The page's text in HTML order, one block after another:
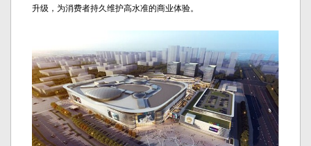
升级，为消费者持久维护高水准的商业体验。